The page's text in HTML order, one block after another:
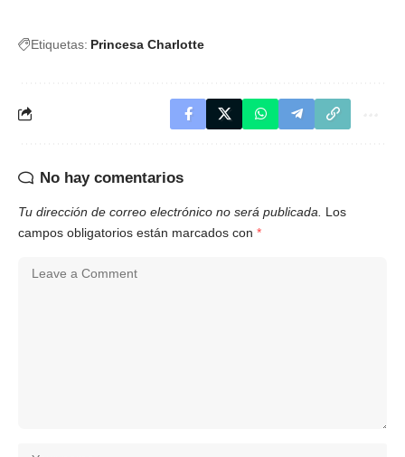
Etiquetas: Princesa Charlotte
No hay comentarios
Tu dirección de correo electrónico no será publicada.
Los
campos obligatorios están marcados con *